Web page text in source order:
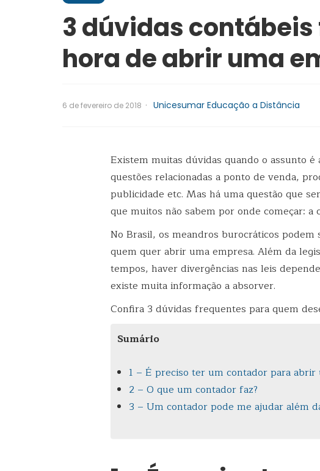
3 dúvidas
hora de abrir uma
6 de fevereiro de 2018 · Unicesumar Educação a Distância
Existem muitas dúvidas quando o assunto é
questões relacionadas a ponto de venda,
publicidade etc. Mas há uma questão que
que muitos não sabem por onde começar: a
No Brasil, os meandros burocráticos podem
quem quer abrir uma empresa. Além da
tempos, haver divergências nas leis
existe muita informação a absorver.
Confira 3 dúvidas frequentes para quem
Sumário
1 – É preciso ter um contador para abrir
2 – O que um contador faz?
3 – Um contador pode me ajudar além